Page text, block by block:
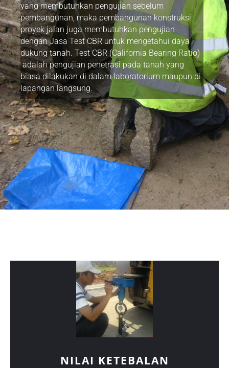
yang membutuhkan pengujian sebelum
pembangunan, maka pembangunan konstruksi
proyek jalan juga membutuhkan pengujian
dengan Jasa Test CBR untuk mengetahui daya
dukung tanah. Test CBR (California Bearing Ratio)
adalah pengujian penetrasi pada tanah yang
biasa dilakukan di dalam laboratorium maupun di
lapangan langsung.
NILAI KETEBALAN